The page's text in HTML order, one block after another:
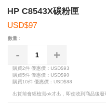
HP C8543X碳粉匣
USD$97
數量：
- +
購買2件優惠價：USD$93
購買5件優惠價：USD$90
購買10件優惠價：USD$88
出貨前會經檢測ok才出，即使收到商品後